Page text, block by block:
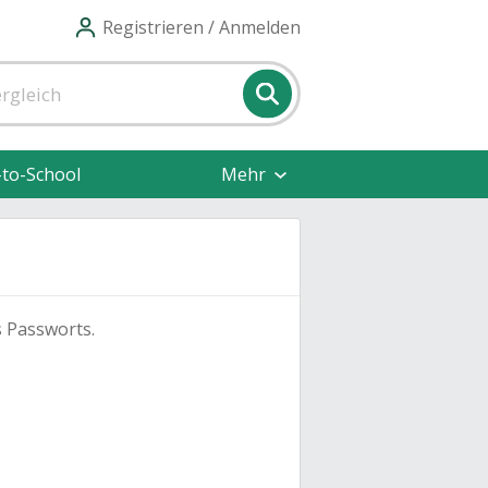
Registrieren / Anmelden
School Mehr